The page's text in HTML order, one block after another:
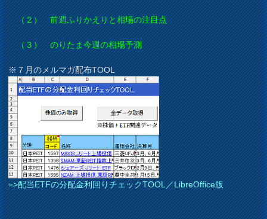
（２） 前週ふりかえりと相場の注目点
（３） のりたま今週の相場予測
※７月のメルマガ配布TOOL
=>配当ETFの分配金利回りチェックTOOL／LibreOffice版